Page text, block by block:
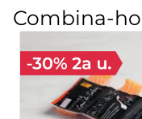
Combina-